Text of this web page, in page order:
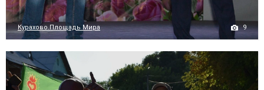
Курахово.Площадь Мира 9